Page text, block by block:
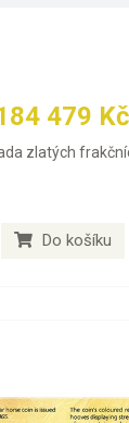
479 Kč
zlatých
Do košíku